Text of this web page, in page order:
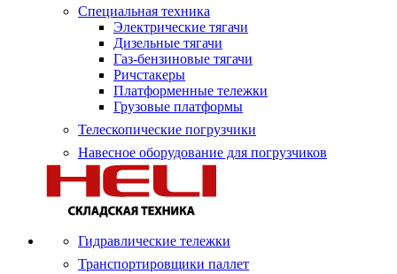
Специальная техника
Электрические тягачи
Дизельные тягачи
Газ-бензиновые тягачи
Ричстакеры
Платформенные тележки
Грузовые платформы
Телескопические погрузчики
Навесное оборудование для погрузчиков
Гидравлические тележки
Транспортировщики паллет